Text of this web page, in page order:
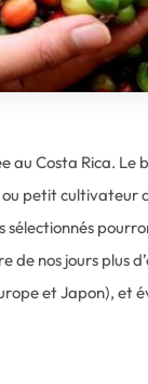
au Costa Rica.
ou petit cultivateur
sélectionnés
de nos jours plus
et Japon), et